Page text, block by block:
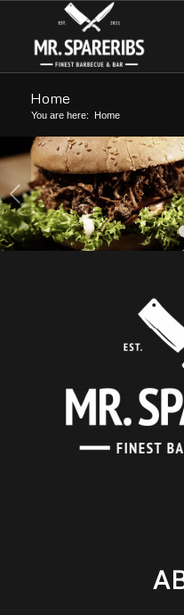
Home
You are here: Home